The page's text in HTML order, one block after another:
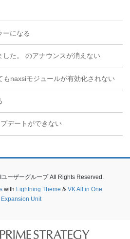
ーになる
した。 のアナウンスが消えない
naxsiモジュールが有効化されない
デートができない
ーザーグループ All Rights Reserved.
with Lightning Theme & VK All in One
Expansion Unit